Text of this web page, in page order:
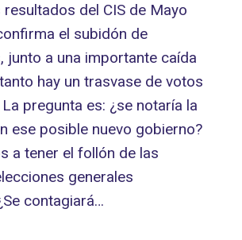
resultados del CIS de Mayo
el subidón de
junto a una importante caída
hay un trasvase de votos
pregunta es: ¿se notaría la
ese posible nuevo gobierno?
a tener el follón de las
generales
contagiará…